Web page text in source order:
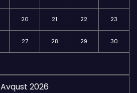
Avqust 2026
20 21 22 23
27 28 29 30